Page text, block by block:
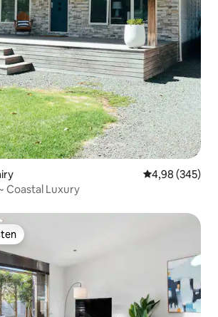
Gemiddelde
4,98 (345)
Restus on South ~ Coastal Luxury